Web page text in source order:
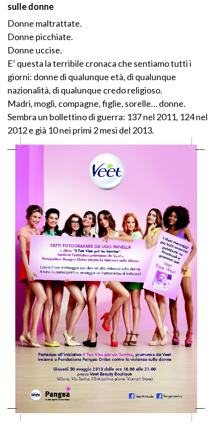
sulle donne
Donne maltrattate.
Donne picchiate.
Donne uccise.
E’ questa la terribile cronaca che sentiamo tutti i
giorni: donne di qualunque età, di qualunque
nazionalità, di qualunque credo religioso.
Madri, mogli, compagne, figlie, sorelle… donne.
Sembra un bollettino di guerra: 137 nel 2011, 124 nel
2012 e già 10 nei primi 2 mesi del 2013.